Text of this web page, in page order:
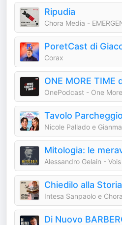
Ripudia
Chora Media -
PoretCast di
Corax
ONE MORE TIME
OnePodcast - One
Tavolo Parcheggio
Nicole Pallado e
Alessandro Gelain - Vois
Intesa Sanpaolo e